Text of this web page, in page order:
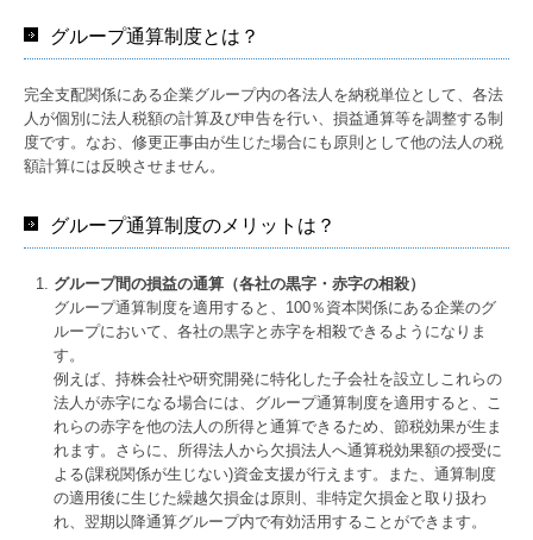
グループ通算制度とは？
完全支配関係にある企業グループ内の各法人を納税単位として、各法
人が個別に法人税額の計算及び申告を行い、損益通算等を調整する制
度です。なお、修更正事由が生じた場合にも原則として他の法人の税
額計算には反映させません。
グループ通算制度のメリットは？
グループ間の損益の通算（各社の黒字・赤字の相殺）
グループ通算制度を適用すると、100％資本関係にある企業のグ
ループにおいて、各社の黒字と赤字を相殺できるようになりま
す。
例えば、持株会社や研究開発に特化した子会社を設立しこれらの
法人が赤字になる場合には、グループ通算制度を適用すると、こ
れらの赤字を他の法人の所得と通算できるため、節税効果が生ま
れます。さらに、所得法人から欠損法人へ通算税効果額の授受に
よる(課税関係が生じない)資金支援が行えます。また、通算制度
の適用後に生じた繰越欠損金は原則、非特定欠損金と取り扱わ
れ、翌期以降通算グループ内で有効活用することができます。